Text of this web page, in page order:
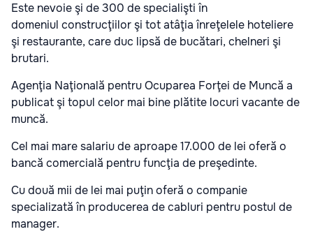
Este nevoie şi de 300 de specialişti în
domeniul construcţiilor şi tot atâţia înreţelele hoteliere
şi restaurante, care duc lipsă de bucătari, chelneri şi
brutari.
Agenţia Naţională pentru Ocuparea Forţei de Muncă a
publicat şi topul celor mai bine plătite locuri vacante de
muncă.
Cel mai mare salariu de aproape 17.000 de lei oferă o
bancă comercială pentru funcţia de preşedinte.
Cu două mii de lei mai puţin oferă o companie
specializată în producerea de cabluri pentru postul de
manager.